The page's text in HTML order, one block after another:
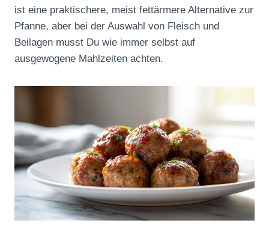
ist eine praktischere, meist fettärmere Alternative zur
Pfanne, aber bei der Auswahl von Fleisch und
Beilagen musst Du wie immer selbst auf
ausgewogene Mahlzeiten achten.